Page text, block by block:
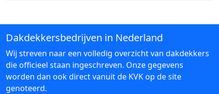
Dakdekkersbedrijven in Nederland
Wij streven naar een volledig overzicht van dakdekkers
die officieel staan ingeschreven. Onze gegevens
worden dan ook direct vanuit de KVK op de site
genoteerd.